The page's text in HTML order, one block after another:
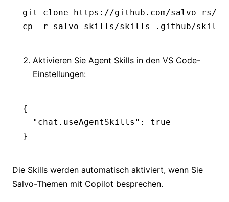
git clone https://github.com/salvo-rs/
cp -r salvo-skills/skills .github/
Aktivieren Sie Agent Skills in den VS Code-
Einstellungen:
{
  "chat.useAgentSkills"
:
true
}
Die Skills werden automatisch aktiviert, wenn Sie
Salvo-Themen mit Copilot besprechen.